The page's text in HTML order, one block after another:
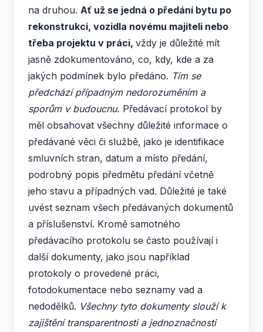
na druhou. Ať už se jedná o předání bytu po
rekonstrukci, vozidla novému majiteli nebo
třeba projektu v práci, vždy je důležité mít
jasně zdokumentováno, co, kdy, kde a za
jakých podmínek bylo předáno. Tím se
předchází případným nedorozuměním a
sporům v budoucnu. Předávací protokol by
měl obsahovat všechny důležité informace o
předávané věci či službě, jako je identifikace
smluvních stran, datum a místo předání,
podrobný popis předmětu předání včetně
jeho stavu a případných vad. Důležité je také
uvést seznam všech předávaných dokumentů
a příslušenství. Kromě samotného
předávacího protokolu se často používají i
další dokumenty, jako jsou například
protokoly o provedené práci,
fotodokumentace nebo seznamy vad a
nedodělků. Všechny tyto dokumenty slouží k
zajištění transparentnosti a jednoznačnosti